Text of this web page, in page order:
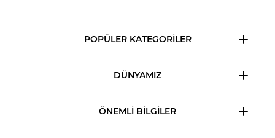
POPÜLER KATEGORİLER
DÜNYAMIZ
ÖNEMLİ BİLGİLER